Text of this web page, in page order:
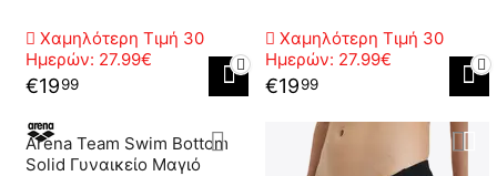
Χαμηλότερη Τιμή 30
Ημερών: 27.99€
€1999
Χαμηλότερη Τιμή 30
Ημερών: 27.99€
€1999
Arena Team Swim Bottom
Solid Γυναικείο Μαγιό